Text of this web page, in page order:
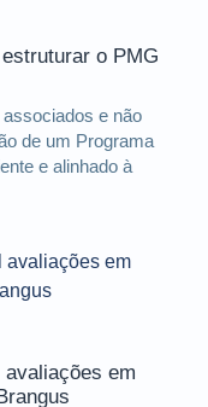
o PMG
e não
de um Programa
e alinhado à
em